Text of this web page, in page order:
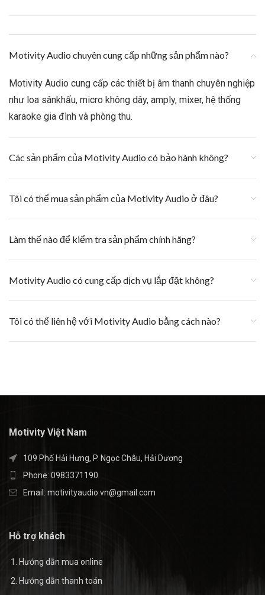
Motivity Audio chuyên cung cấp những sản phẩm nào?
Motivity Audio cung cấp các thiết bị âm thanh chuyên nghiệp
như loa sânkhấu, micro không dây, amply, mixer, hệ thống
karaoke gia đình và phòng thu.
Các sản phẩm của Motivity Audio có bảo hành không?
Tôi có thể mua sản phẩm của Motivity Audio ở đâu?
Làm thế nào để kiểm tra sản phẩm chính hãng?
Motivity Audio có cung cấp dịch vụ lắp đặt không?
Tôi có thể liên hệ với Motivity Audio bằng cách nào?
Motivity Việt Nam
109 Phố Hải Hưng, P. Ngọc Châu, Hải Dương
Phone: 0983371190
Email: motivityaudio.vn@gmail.com
Hỗ trợ khách
Hướng dẫn mua online
Hướng dẫn thanh toán